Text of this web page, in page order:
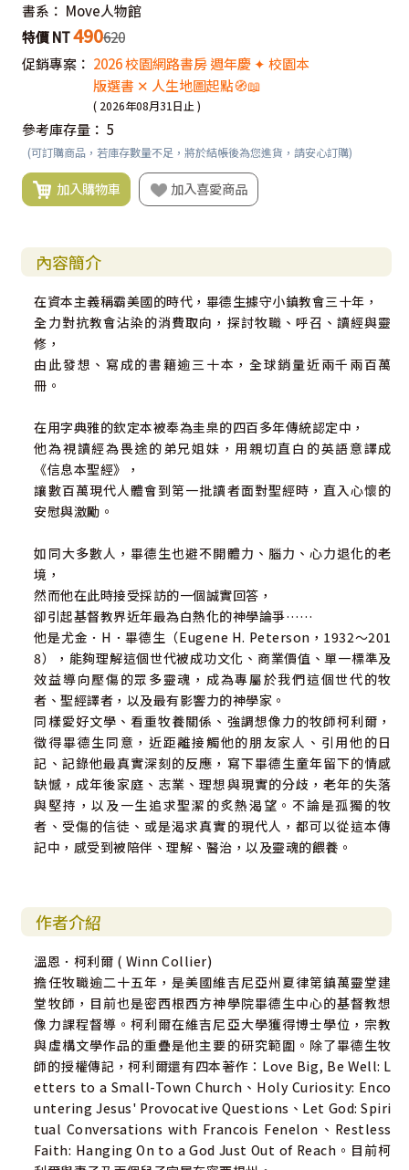
書系： Move人物館
特價 NT490620
促銷專案： 2026 校園網路書房 週年慶 ✦ 校園本
版選書 ✕ 人生地圖起點🧭📖
( 2026年08月31日止 )
參考庫存量： 5
(可訂購商品，若庫存數量不足，將於結帳後為您進貨，請安心訂購)
加入購物車 加入喜愛商品
內容簡介
在資本主義稱霸美國的時代，畢德生據守小鎮教會三十年，
全力對抗教會沾染的消費取向，探討牧職、呼召、讀經與靈
修，
由此發想、寫成的書籍逾三十本，全球銷量近兩千兩百萬
冊。
在用字典雅的欽定本被奉為圭臬的四百多年傳統認定中，
他為視讀經為畏途的弟兄姐妹，用親切直白的英語意譯成
《信息本聖經》，
讓數百萬現代人體會到第一批讀者面對聖經時，直入心懷的
安慰與激勵。
如同大多數人，畢德生也避不開體力、腦力、心力退化的老
境，
然而他在此時接受採訪的一個誠實回答，
卻引起基督教界近年最為白熱化的神學論爭……
他是尤金．H．畢德生（Eugene H. Peterson，1932～201
8），能夠理解這個世代被成功文化、商業價值、單一標準及
效益導向壓傷的眾多靈魂，成為專屬於我們這個世代的牧
者、聖經譯者，以及最有影響力的神學家。
同樣愛好文學、看重牧養關係、強調想像力的牧師柯利爾，
徵得畢德生同意，近距離接觸他的朋友家人、引用他的日
記、記錄他最真實深刻的反應，寫下畢德生童年留下的情感
缺憾，成年後家庭、志業、理想與現實的分歧，老年的失落
與堅持，以及一生追求聖潔的炙熱渴望。不論是孤獨的牧
者、受傷的信徒、或是渴求真實的現代人，都可以從這本傳
記中，感受到被陪伴、理解、醫治，以及靈魂的餵養。
作者介紹
溫恩．柯利爾 ( Winn Collier)
擔任牧職逾二十五年，是美國維吉尼亞州夏律第鎮萬靈堂建
堂牧師，目前也是密西根西方神學院畢德生中心的基督教想
像力課程督導。柯利爾在維吉尼亞大學獲得博士學位，宗教
與虛構文學作品的重疊是他主要的研究範圍。除了畢德生牧
師的授權傳記，柯利爾還有四本著作：Love Big, Be Well: L
etters to a Small-Town Church、Holy Curiosity: Enco
untering Jesus' Provocative Questions、Let God: Spiri
tual Conversations with Francois Fenelon、Restless
Faith: Hanging On to a God Just Out of Reach。目前柯